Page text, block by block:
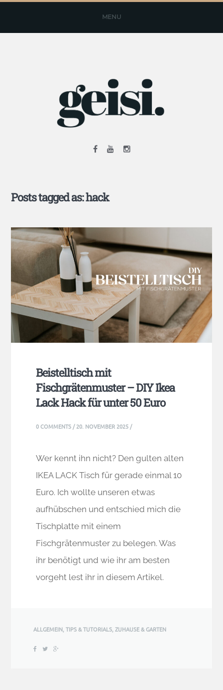
MENU
Posts tagged as: hack
Beistelltisch mit
Fischgrätenmuster – DIY Ikea
Lack Hack für unter 50 Euro
0 COMMENTS /20. NOVEMBER 2025/
Wer kennt ihn nicht? Den gulten alten
IKEA LACK Tisch für gerade einmal 10
Euro. Ich wollte unseren etwas
aufhübschen und entschied mich die
Tischplatte mit einem
Fischgrätenmuster zu belegen. Was
ihr benötigt und wie ihr am besten
vorgeht lest ihr in diesem Artikel.
ALLGEMEIN,TIPS & TUTORIALS,ZUHAUSE & GARTEN